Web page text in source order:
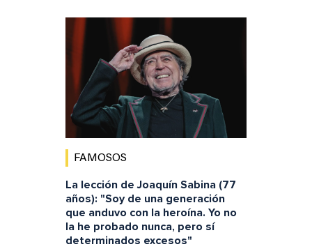
FAMOSOS
La lección de Joaquín Sabina (77
años): "Soy de una generación
que anduvo con la heroína. Yo no
la he probado nunca, pero sí
determinados excesos"